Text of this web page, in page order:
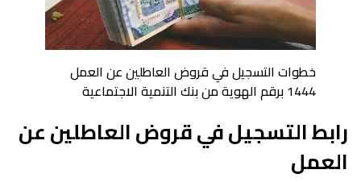
خطوات التسجيل في قروض العاطلين عن العمل
1444 برقم الهوية من بنك التنمية الاجتماعية
رابط التسجيل في قروض العاطلين عن
العمل